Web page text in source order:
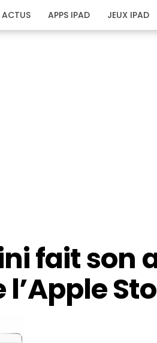
ACTUS APPS IPAD JEUX IPAD
fait son